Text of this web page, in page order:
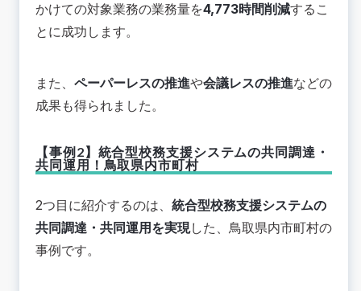
かけての対象業務の業務量を4,773時間削減するこ
とに成功します。
また、 ペーパーレスの推進や会議レスの推進などの
成果も得られました。
【事例2】統合型校務支援システムの共同調達・
共同運用！鳥取県内市町村
2つ目に紹介するのは、 統合型校務支援システムの
共同調達・共同運用を実現した、鳥取県内市町村の
事例です。